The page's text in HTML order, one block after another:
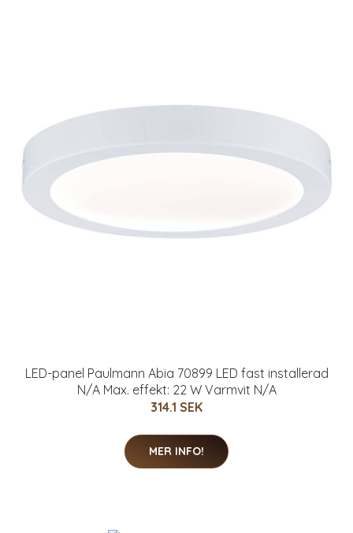
LED-panel Paulmann Abia 70899 LED fast installerad
N/A Max. effekt: 22 W Varmvit N/A
314.1 SEK
MER INFO!